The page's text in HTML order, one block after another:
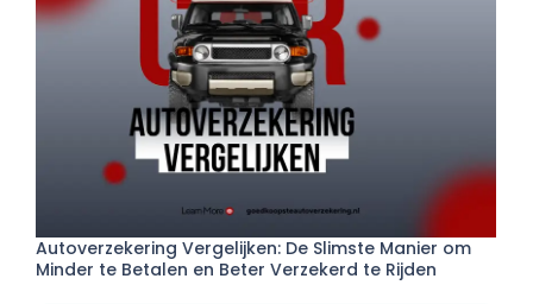
Autoverzekering Vergelijken: De Slimste Manier om
Minder te Betalen en Beter Verzekerd te Rijden